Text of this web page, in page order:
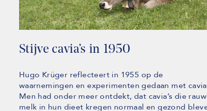
Stijve cavia’s in 1950
Hugo Krüger reflecteert in 1955 op de
waarnemingen en experimenten gedaan met
Men had onder meer ontdekt, dat cavia’s die
melk in hun dieet kregen normaal en gezond